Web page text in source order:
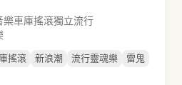
樂車庫搖滾獨立流行
搖滾 新浪潮 流行靈魂樂
雷鬼